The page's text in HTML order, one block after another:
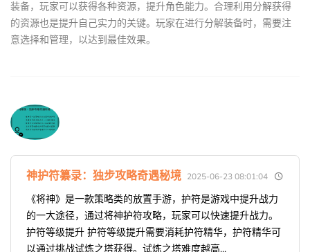
装备，玩家可以获得各种资源，提升角色能力。合理利用分解获得
的资源也是提升自己实力的关键。玩家在进行分解装备时，需要注
意选择和管理，以达到最佳效果。
神护符纂录：独步攻略奇遇秘境 2025-06-23 08:01:04
《将神》是一款策略类的放置手游，护符是游戏中提升战力
的一大途径，通过将神护符攻略，玩家可以快速提升战力。
护符等级提升 护符等级提升需要消耗护符精华，护符精华可
以通过挑战试炼之塔获得。试炼之塔难度越高...